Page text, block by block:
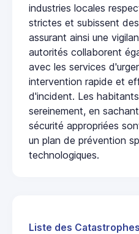
industries locales
strictes et subissent
assurant ainsi une
autorités collaborent
avec les services
intervention rapide et
d'incident. Les
sereinement, en
sécurité appropriées
un plan de prévention
technologiques.
Liste des